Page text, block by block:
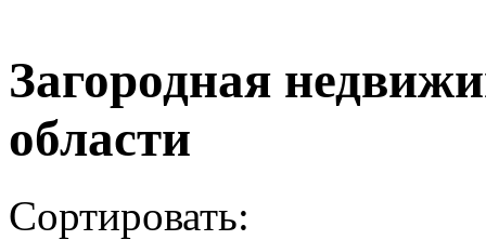
Загородная
области
Сортировать: